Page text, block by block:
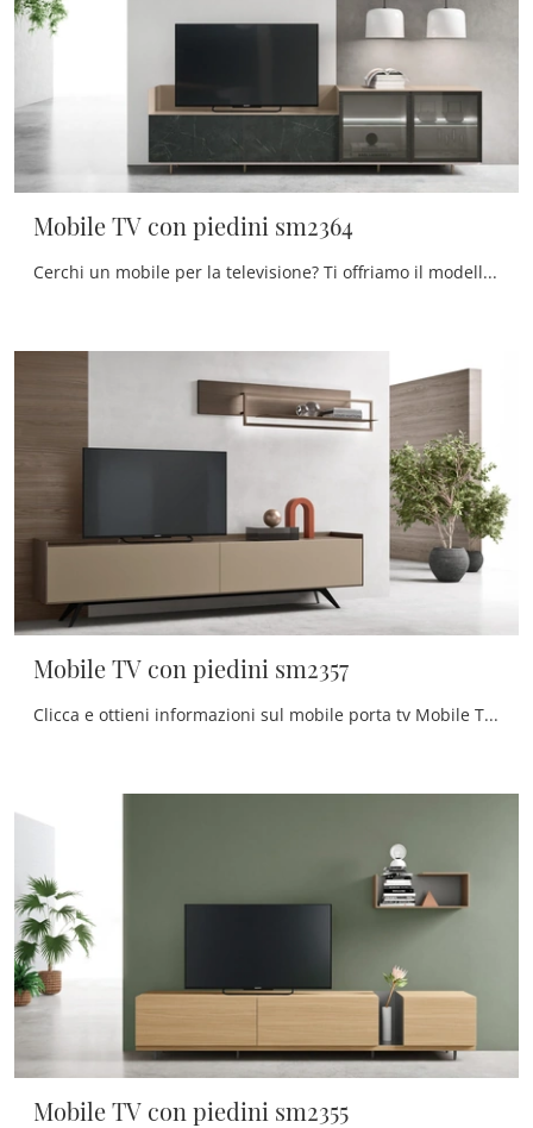
Mobile TV con piedini sm2364
Cerchi un mobile per la televisione? Ti offriamo il modello Mobile TV con piedini sm2364 di Maronese in melaminico, pensato per spazi moderni.
Mobile TV con piedini sm2357
Clicca e ottieni informazioni sul mobile porta tv Mobile TV con piedini sm2357 di Maronese: realizzato in melaminico, ben si inserisce in spazi ...
Mobile TV con piedini sm2355